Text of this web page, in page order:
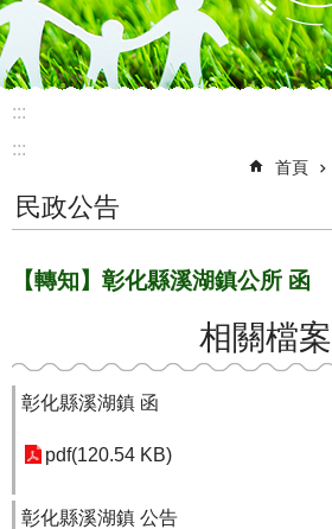
:::
:::
首頁
民政公告
【轉知】彰化縣溪湖鎮公所 函
相關檔案
彰化縣溪湖鎮 函
pdf(120.54 KB)
彰化縣溪湖鎮 公告